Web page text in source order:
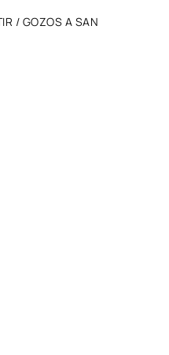
/ GOZOS A SAN